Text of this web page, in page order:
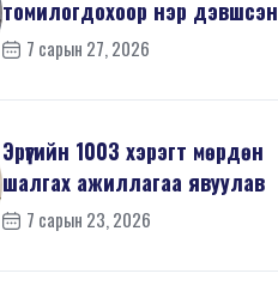
томилогдохоор нэр дэвшсэн
405 иргэний урьдчилсан
7 сарын 27, 2026
Эрүүгийн 1003 хэрэгт мөрдөн
шалгах ажиллагаа явуулав
7 сарын 23, 2026